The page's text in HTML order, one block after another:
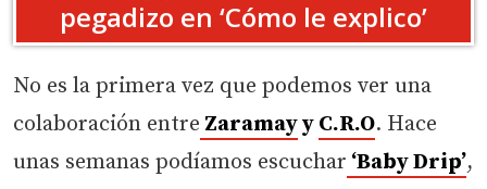
pegadizo en ‘Cómo le explico’
No es la primera vez que podemos ver una
colaboración entre Zaramayy C.R.O. Hace
unas semanas podíamos escuchar ‘Baby Drip’,